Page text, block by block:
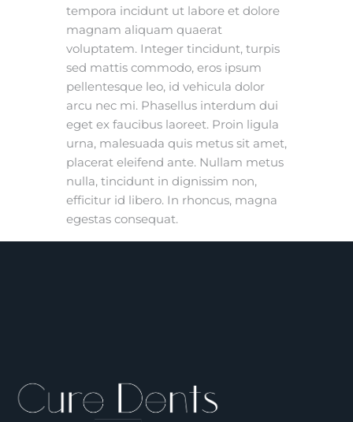
tempora incidunt ut labore et dolore
magnam aliquam quaerat
voluptatem. Integer tincidunt, turpis
sed mattis commodo, eros ipsum
pellentesque leo, id vehicula dolor
arcu nec mi. Phasellus interdum dui
eget ex faucibus laoreet. Proin ligula
urna, malesuada quis metus sit amet,
placerat eleifend ante. Nullam metus
nulla, tincidunt in dignissim non,
efficitur id libero. In rhoncus, magna
egestas consequat.